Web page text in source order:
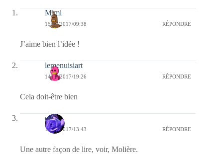
Mimi
15/02/2017/09:38 RÉPONDRE
J’aime bien l’idée !
lemenuisiart
14/02/2017/19:26 RÉPONDRE
Cela doit-être bien
covix
14/02/2017/13:43 RÉPONDRE
Une autre façon de lire, voir, Molière.